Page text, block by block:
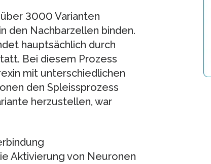
3000 Varianten
den Nachbarzellen binden.
hauptsächlich durch
Bei diesem Prozess
mit unterschiedlichen
den Spleissprozess
herzustellen, war
Aktivierung von Neuronen